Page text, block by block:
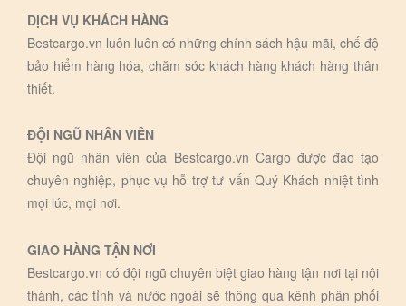
DỊCH VỤ KHÁCH HÀNG
Bestcargo.vn luôn luôn có những chính sách hậu mãi, chế độ
bảo hiểm hàng hóa, chăm sóc khách hàng khách hàng thân
thiết.
ĐỘI NGŨ NHÂN VIÊN
Đội ngũ nhân viên của Bestcargo.vn Cargo được đào tạo
chuyên nghiệp, phục vụ hỗ trợ tư vấn Quý Khách nhiệt tình
mọi lúc, mọi nơi.
GIAO HÀNG TẬN NƠI
Bestcargo.vn có đội ngũ chuyên biệt giao hàng tận nơi tại nội
thành, các tỉnh và nước ngoài sẽ thông qua kênh phân phối